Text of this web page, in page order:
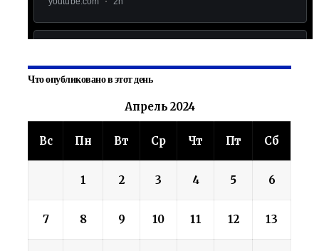
Что опубликовано в этот день
Апрель 2024
Вс Пн Вт Ср Чт Пт Сб
1 2 3 4 5 6
7 8 9 10 11 12 13